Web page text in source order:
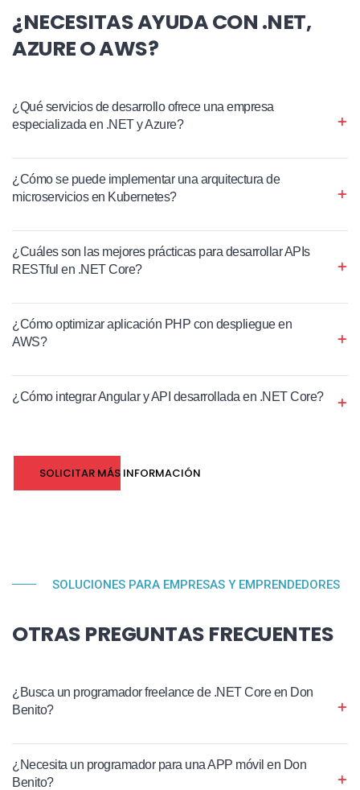
¿NECESITAS AYUDA CON .NET,
AZURE O AWS?
¿Qué servicios de desarrollo ofrece una empresa
especializada en .NET y Azure?
¿Cómo se puede implementar una arquitectura de
microservicios en Kubernetes?
¿Cuáles son las mejores prácticas para desarrollar APIs
RESTful en .NET Core?
¿Cómo optimizar aplicación PHP con despliegue en
AWS?
¿Cómo integrar Angular y API desarrollada en .NET Core?
SOLICITAR MÁS INFORMACIÓN
SOLUCIONES PARA EMPRESAS Y EMPRENDEDORES
OTRAS PREGUNTAS FRECUENTES
¿Busca un programador freelance de .NET Core en Don
Benito?
¿Necesita un programador para una APP móvil en Don
Benito?